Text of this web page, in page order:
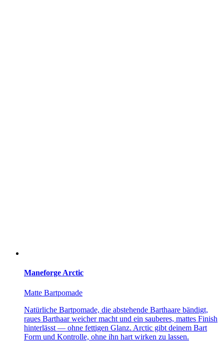
Maneforge Arctic
Matte Bartpomade
Natürliche Bartpomade, die abstehende Barthaare bändigt,
raues Barthaar weicher macht und ein sauberes, mattes Finish
hinterlässt — ohne fettigen Glanz. Arctic gibt deinem Bart
Form und Kontrolle, ohne ihn hart wirken zu lassen.